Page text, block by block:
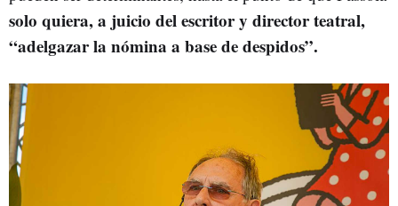
solo quiera, a juicio del escritor y director teatral,
“adelgazar la nómina a base de despidos”.